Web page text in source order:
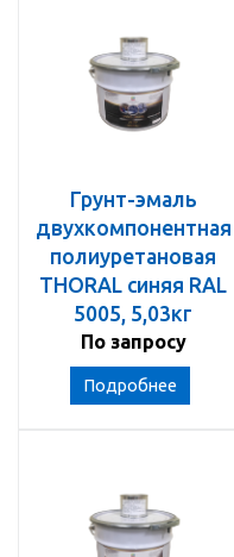
Грунт-эмаль
двухкомпонентная
полиуретановая
THORAL синяя RAL
5005, 5,03кг
По запросу
Подробнее